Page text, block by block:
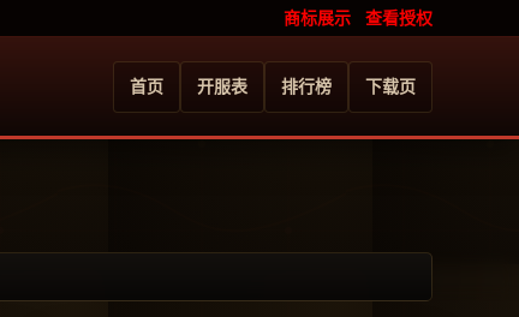
商标展示 查看授权
首页 开服表 排行榜 下载页